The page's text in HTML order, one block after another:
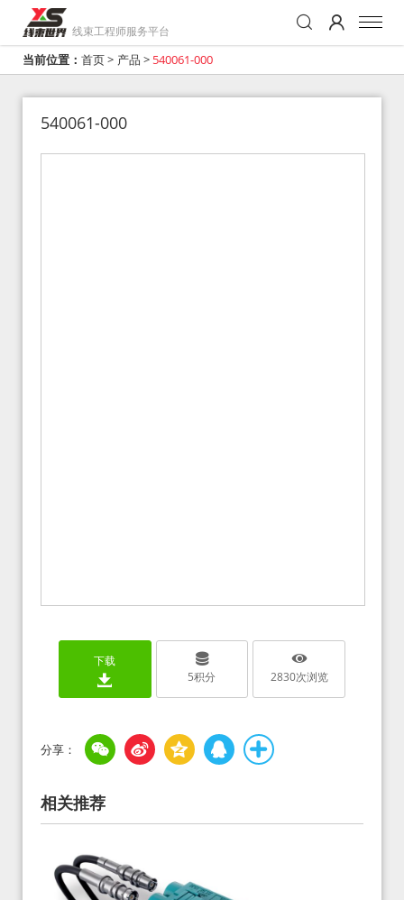
线束工程师服务平台
当前位置： 首页> 产品 > 540061-000
540061-000
下载
5积分 2830次浏览
相关推荐